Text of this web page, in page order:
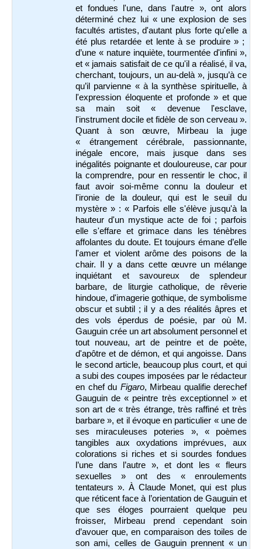
et fondues l'une, dans l'autre », ont alors
déterminé chez lui « une explosion de ses
facultés artistes, d'autant plus forte qu'elle a
été plus retardée et lente à se produire » ;
d’une « nature inquiète, tourmentée d'infini »,
et « jamais satisfait de ce qu'il a réalisé, il va,
cherchant, toujours, un au-delà », jusqu’à ce
qu’il parvienne « à la synthèse spirituelle, à
l'expression éloquente et profonde » et que
sa main soit « devenue l'esclave,
l'instrument docile et fidèle de son cerveau ».
Quant à son œuvre, Mirbeau la juge
« étrangement cérébrale, passionnante,
inégale encore, mais jusque dans ses
inégalités poignante et douloureuse, car pour
la comprendre, pour en ressentir le choc, il
faut avoir soi-même connu la douleur et
l'ironie de la douleur, qui est le seuil du
mystère » : « Parfois elle s'élève jusqu'à la
hauteur d'un mystique acte de foi ; parfois
elle s'effare et grimace dans les ténèbres
affolantes du doute. Et toujours émane d’elle
l'amer et violent arôme des poisons de la
chair. Il y a dans cette œuvre un mélange
inquiétant et savoureux de splendeur
barbare, de liturgie catholique, de rêverie
hindoue, d'imagerie gothique, de symbolisme
obscur et subtil ; il y a des réalités âpres et
des vols éperdus de poésie, par où M.
Gauguin crée un art absolument personnel et
tout nouveau, art de peintre et de poète,
d'apôtre et de démon, et qui angoisse. Dans
le second article, beaucoup plus court, et qui
a subi des coupes imposées par le rédacteur
en chef du Figaro, Mirbeau qualifie derechef
Gauguin de « peintre très exceptionnel » et
son art de « très étrange, très raffiné et très
barbare », et il évoque en particulier « une de
ses miraculeuses poteries », « poèmes
tangibles aux oxydations imprévues, aux
colorations si riches et si sourdes fondues
l’une dans l’autre », et dont les « fleurs
sexuelles » ont des « enroulements
tentateurs ». À Claude Monet, qui est plus
que réticent face à l’orientation de Gauguin et
que ses éloges pourraient quelque peu
froisser, Mirbeau prend cependant soin
d’avouer que, en comparaison des toiles de
son ami, celles de Gauguin prennent « un